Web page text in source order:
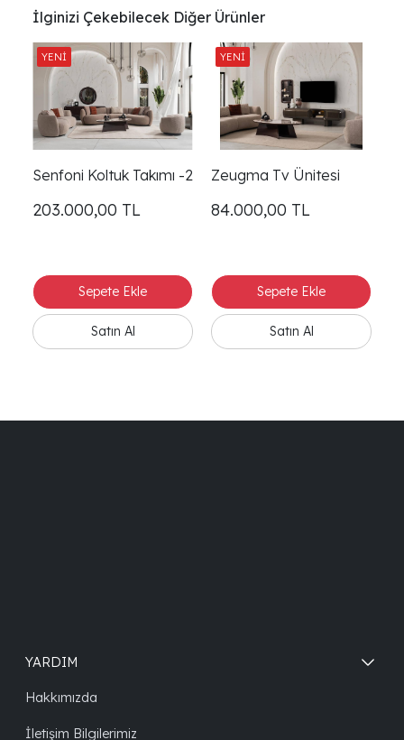
İlginizi Çekebilecek Diğer Ürünler
Senfoni Koltuk Takımı -2
203.000,00 TL
Zeugma Tv Ünitesi
84.000,00 TL
YARDIM
Hakkımızda
İletişim Bilgilerimiz